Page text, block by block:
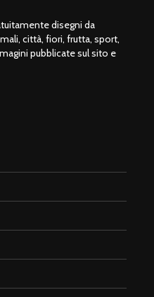
disegni da
città, fiori, frutta, sport,
pubblicate sul sito e